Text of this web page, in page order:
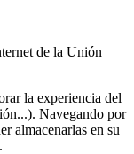
de la Unión
la experiencia del
Navegando por
almacenarlas en su